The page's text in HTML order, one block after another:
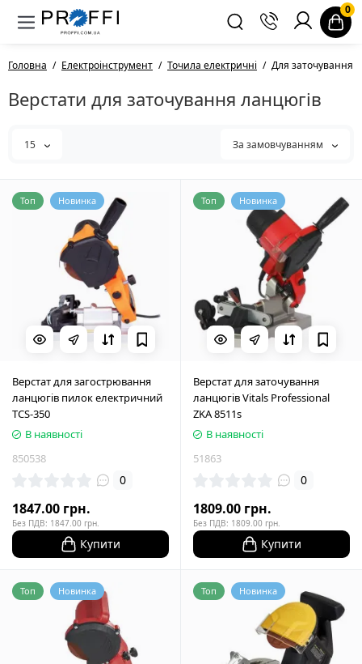
0
Головна Електроінструмент Точила електричні Для заточування
Верстати для заточування ланцюгів
15 За замовчуванням
Топ Новинка
Верстат для загострювання
ланцюгів пилок електричний
TCS-350
В наявності
850538
0
1847.00 грн.
Без ПДВ: 1847.00 грн.
Купити
Топ Новинка
Верстат для заточування
ланцюгів Vitals Professional
ZKA 8511s
В наявності
51863
0
1809.00 грн.
Без ПДВ: 1809.00 грн.
Купити
Топ Новинка Топ Новинка